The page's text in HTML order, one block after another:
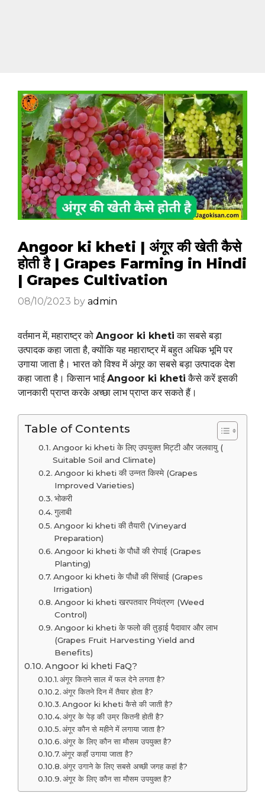
Angoor ki kheti | अंगूर की खेती कैसे
होती है | Grapes Farming in Hindi
| Grapes Cultivation
08/10/2023 by admin
वर्तमान में, महाराष्ट्र को Angoor ki kheti का सबसे बड़ा
उत्पादक कहा जाता है, क्योंकि यह महाराष्ट्र में बहुत अधिक भूमि पर
उगाया जाता है। भारत को विश्व में अंगूर का सबसे बड़ा उत्पादक देश
कहा जाता है। किसान भाईAngoor ki kheti कैसे करें इसकी
जानकारी प्राप्त करके अच्छा लाभ प्राप्त कर सकते हैं।
Table of Contents
Angoor ki kheti के लिए उपयुक्त मिट्टी और जलवायु (
Suitable Soil and Climate)
Angoor ki kheti की उन्नत किस्मे (Grapes
Improved Varieties)
भोकरी
गुलाबी
Angoor ki kheti की तैयारी (Vineyard
Preparation)
Angoor ki kheti के पौधों की रोपाई (Grapes
Planting)
Angoor ki kheti के पौधों की सिंचाई (Grapes
Irrigation)
Angoor ki kheti खरपतवार नियंत्रण (Weed
Control)
Angoor ki kheti के फलो की तुड़ाई पैदावार और लाभ
(Grapes Fruit Harvesting Yield and
Benefits)
Angoor ki kheti FaQ?
अंगूर कितने साल में फल देने लगता है?
अंगूर कितने दिन में तैयार होता है?
Angoor ki kheti कैसे की जाती है?
अंगूर के पेड़ की उम्र कितनी होती है?
अंगूर कौन से महीने में लगाया जाता है?
अंगूर के लिए कौन सा मौसम उपयुक्त है?
अंगूर कहाँ उगाया जाता है?
अंगूर उगाने के लिए सबसे अच्छी जगह कहां है?
अंगूर के लिए कौन सा मौसम उपयुक्त है?